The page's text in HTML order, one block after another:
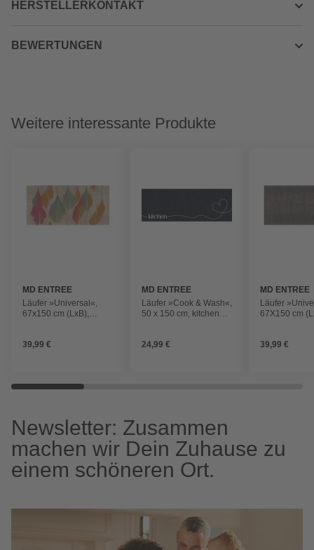
HERSTELLERKONTAKT
BEWERTUNGEN
Weitere interessante Produkte
MD ENTREE
Läufer »Universal«,
67x150 cm (LxB),
39,99 €
MD ENTREE
Läufer »Cook & Wash«,
50 x 150 cm, kitchen
24,99 €
MD ENTREE
Läufer
67X150 cm
39,99 €
Newsletter: Zusammen
machen wir Dein Zuhause zu
einem schöneren Ort.